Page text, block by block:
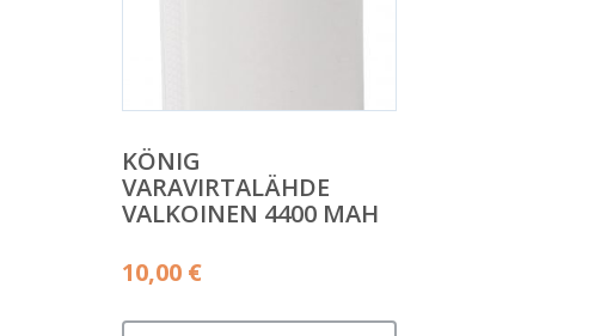
KÖNIG
VARAVIRTALÄHDE
VALKOINEN 4400 MAH
10,00 €